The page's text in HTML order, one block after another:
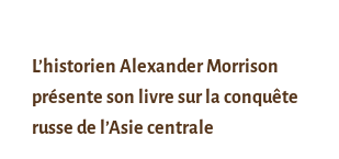
L’historien Alexander Morrison
présente son livre sur la conquête
russe de l’Asie centrale